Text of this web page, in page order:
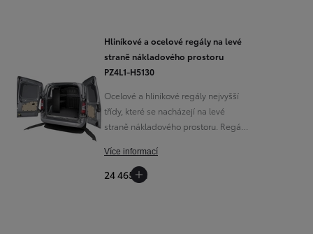
75 000 Kč
Hliníkové a ocelové regály na levé
straně nákladového prostoru
PZ4L1-H5130
Ocelové a hliníkové regály nejvyšší
třídy, které se nacházejí na levé
straně nákladového prostoru. Regály
Více informací
24 465 Kč